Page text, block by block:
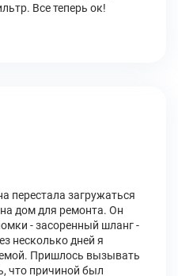
Все теперь ок!
перестала загружаться
дом для ремонта. Он
- засоренный шланг -
несколько дней я
Пришлось вызывать
что причиной был